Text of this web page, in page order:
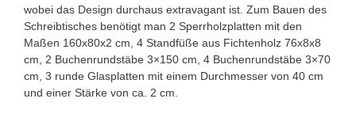
wobei das Design durchaus extravagant ist. Zum Bauen des
Schreibtisches benötigt man 2 Sperrholzplatten mit den
Maßen 160x80x2 cm, 4 Standfüße aus Fichtenholz 76x8x8
cm, 2 Buchenrundstäbe 3×150 cm, 4 Buchenrundstäbe 3×70
cm, 3 runde Glasplatten mit einem Durchmesser von 40 cm
und einer Stärke von ca. 2 cm.